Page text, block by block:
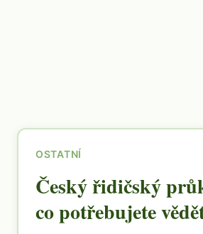
OSTATNÍ
Český řidičský
co potřebujete